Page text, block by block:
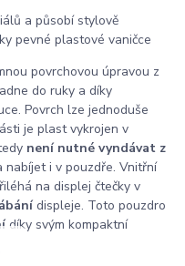
a působí stylově
pevné plastové vaničce
povrchovou úpravou z
do ruky a díky
Povrch lze jednoduše
je plast vykrojen v
není nutné vyndávat z
nabíjet i v pouzdře. Vnitřní
na displej čtečky v
displeje. Toto pouzdro
díky svým kompaktní